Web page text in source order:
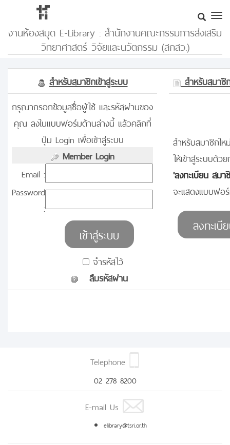
งานห้องสมุด E-Library : สำนักงานคณะกรรมการส่งเสริม
วิทยาศาสตร์ วิจัยและนวัตกรรม (สกสว.)
สำหรับสมาชิกเข้าสู่ระบบ
สำหรับสมาชิ
กรุณากรอกข้อมูลชื่อผู้ใช้ และรหัสผ่านของ
คุณ ลงในแบบฟอร์มด้านล่างนี้ แล้วคลิกที่
ปุ่ม Login เพื่อเข้าสู่ระบบ
Member Login
Email :
Password
:
จำรหัสไว้
ลืมรหัสผ่าน
สำหรับสมาชิกให
ให้เข้าสู่ระบบด้
'ลงทะเบียน สม
จะแสดงแบบฟอ
Telephone
02 278 8200
E-mail Us
elibrary@tsri.or.th